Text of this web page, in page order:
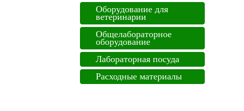
Оборудование для
ветеринарии
Общелабораторное
оборудование
Лабораторная посуда
Расходные материалы